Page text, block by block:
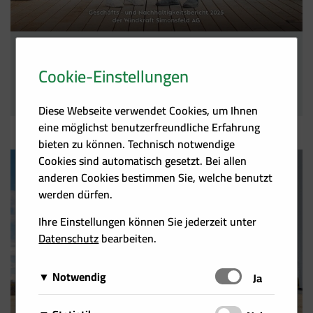
Windkraft Simonsfeld behauptet sich
28.05.2026
Cookie-Einstellungen
Diese Webseite verwendet Cookies, um Ihnen
eine möglichst benutzerfreundliche Erfahrung
bieten zu können. Technisch notwendige
Cookies sind automatisch gesetzt. Bei allen
anderen Cookies bestimmen Sie, welche benutzt
werden dürfen.
Ihre Einstellungen können Sie jederzeit unter
Datenschutzbearbeiten.
Notwendig
Schalten
Ja
Diese Cookies sind für das Funktionieren der Website